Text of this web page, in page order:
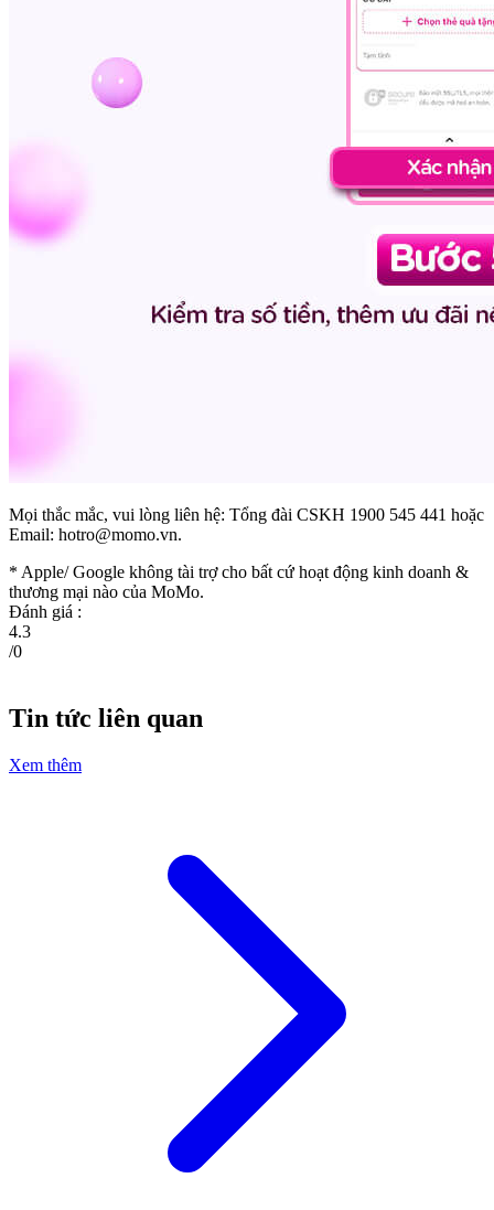
Mọi thắc mắc, vui lòng liên hệ: Tổng đài CSKH 1900 545 441 hoặc
Email: hotro@momo.vn.
* Apple/ Google không tài trợ cho bất cứ hoạt động kinh doanh &
thương mại nào của MoMo.
Đánh giá :
4.3
/0
Tin tức liên quan
Xem thêm